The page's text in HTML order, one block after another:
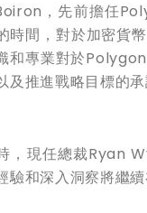
，先前擔任
時間，對於加密貨
和專業對於
及推進戰略目標的承
，現任總裁Ryan
驗和深入洞察將繼